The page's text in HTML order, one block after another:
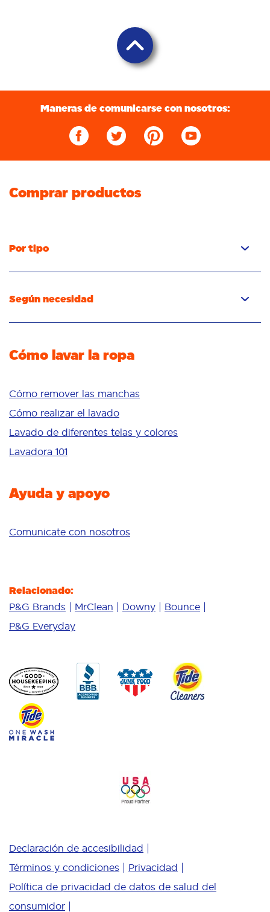
Maneras de comunicarse con nosotros:
Comprar productos
Por tipo
Detergente en polvo
Quitamanchas
Cuidado de telas
Según necesidad
Frescura/aroma
Colores brillantes
Sensible
Aditivos
Delicates
Cómo lavar la ropa
Cómo remover las manchas
Cómo realizar el lavado
Lavado de diferentes telas y colores
Lavadora 101
Ayuda y apoyo
Comunicate con nosotros
Relacionado:
P&G Brands MrClean Downy
Bounce
P&G Everyday
Declaración de accesibilidad
Términos y condiciones
Privacidad
Política de privacidad de datos de salud del
consumidor